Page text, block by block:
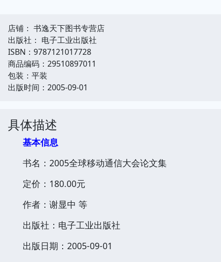
店铺： 书逸天下图书专营店
出版社： 电子工业出版社
ISBN：9787121017728
商品编码：29510897011
包装：平装
出版时间：2005-09-01
具体描述
基本信息
书名：2005全球移动通信大会论文集
定价：180.00元
作者：谢显中 等
出版社：电子工业出版社
出版日期：2005-09-01